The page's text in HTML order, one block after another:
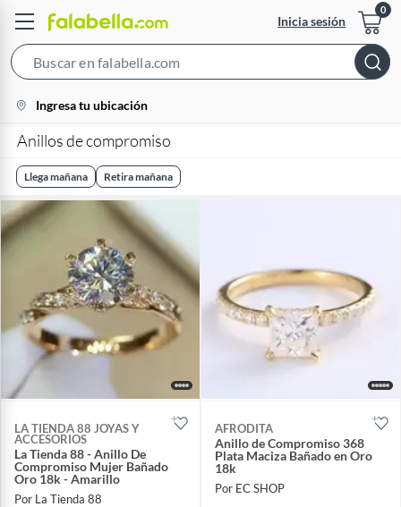
Inicia sesión
Bar
location-
icon
Ingresa tu ubicación
Anillos de compromiso
Llega mañana Retira mañana
LA TIENDA 88 JOYAS Y
ACCESORIOS
La Tienda 88 - Anillo De
Compromiso Mujer Bañado
Oro 18k - Amarillo
Por La Tienda 88
AFRODITA
Anillo de Compromiso 368
Plata Maciza Bañado en Oro
18k
Por EC SHOP